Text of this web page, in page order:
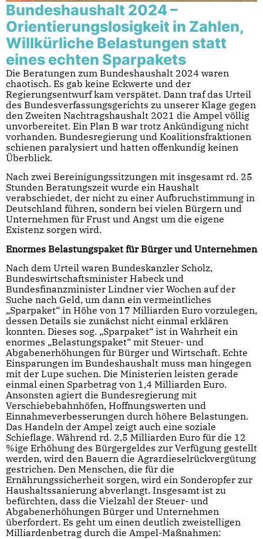
Bundeshaushalt 2024 –
Orientierungslosigkeit in Zahlen,
Willkürliche Belastungen statt
eines echten Sparpakets
Die Beratungen zum Bundeshaushalt 2024 waren
chaotisch. Es gab keine Eckwerte und der
Regierungsentwurf kam verspätet. Dann traf das Urteil
des Bundesverfassungsgerichts zu unserer Klage gegen
den Zweiten Nachtragshaushalt 2021 die Ampel völlig
unvorbereitet. Ein Plan B war trotz Ankündigung nicht
vorhanden. Bundesregierung und Koalitionsfraktionen
schienen paralysiert und hatten offenkundig keinen
Überblick.
Nach zwei Bereinigungssitzungen mit insgesamt rd. 25
Stunden Beratungszeit wurde ein Haushalt
verabschiedet, der nicht zu einer Aufbruchstimmung in
Deutschland führen, sondern bei vielen Bürgern und
Unternehmen für Frust und Angst um die eigene
Existenz sorgen wird.
Enormes Belastungspaket für Bürger und Unternehmen
Nach dem Urteil waren Bundeskanzler Scholz,
Bundeswirtschaftsminister Habeck und
Bundesfinanzminister Lindner vier Wochen auf der
Suche nach Geld, um dann ein vermeintliches
„Sparpaket“ in Höhe von 17 Milliarden Euro vorzulegen,
dessen Details sie zunächst nicht einmal erklären
konnten. Dieses sog. „Sparpaket“ ist in Wahrheit ein
enormes „Belastungspaket“ mit Steuer- und
Abgabenerhöhungen für Bürger und Wirtschaft. Echte
Einsparungen im Bundeshaushalt muss man hingegen
mit der Lupe suchen. Die Ministerien leisten gerade
einmal einen Sparbetrag von 1,4 Milliarden Euro.
Ansonsten agiert die Bundesregierung mit
Verschiebebahnhöfen, Hoffnungswerten und
Einnahmeverbesserungen durch höhere Belastungen.
Das Handeln der Ampel zeigt auch eine soziale
Schieflage. Während rd. 2,5 Milliarden Euro für die 12
%ige Erhöhung des Bürgergeldes zur Verfügung gestellt
werden, wird den Bauern die Agrardieselrückvergütung
gestrichen. Den Menschen, die für die
Ernährungssicherheit sorgen, wird ein Sonderopfer zur
Haushaltssanierung abverlangt. Insgesamt ist zu
befürchten, dass die Vielzahl der Steuer- und
Abgabenerhöhungen Bürger und Unternehmen
überfordert. Es geht um einen deutlich zweistelligen
Milliardenbetrag durch die Ampel-Maßnahmen: